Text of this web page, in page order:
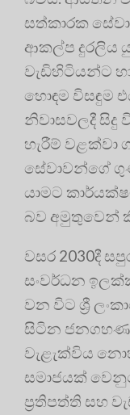
සත්කාරක
ආකල්ප දුරලිය
වැඩිහිටියන්ට
හොඳම විසඳුම
නිවාසවලදී සිදු
හැරීම් වළක්වා
සේවාවන්ගේ
යාමට
බව අමුතුවෙන්
වසර 2030දී
සංවර්ධන
වන විට ශ්‍රී
සිටින
වැළැක්විය
සමාජයක්
ප්‍ර‍තිපත්ති සහ